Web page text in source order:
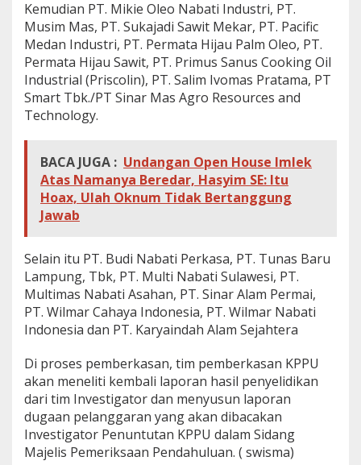
Kemudian PT. Mikie Oleo Nabati Industri, PT.
Musim Mas, PT. Sukajadi Sawit Mekar, PT. Pacific
Medan Industri, PT. Permata Hijau Palm Oleo, PT.
Permata Hijau Sawit, PT. Primus Sanus Cooking Oil
Industrial (Priscolin), PT. Salim Ivomas Pratama, PT
Smart Tbk./PT Sinar Mas Agro Resources and
Technology.
BACA JUGA : Undangan Open House Imlek
Atas Namanya Beredar, Hasyim SE: Itu
Hoax, Ulah Oknum Tidak Bertanggung
Jawab
Selain itu PT. Budi Nabati Perkasa, PT. Tunas Baru
Lampung, Tbk, PT. Multi Nabati Sulawesi, PT.
Multimas Nabati Asahan, PT. Sinar Alam Permai,
PT. Wilmar Cahaya Indonesia, PT. Wilmar Nabati
Indonesia dan PT. Karyaindah Alam Sejahtera
Di proses pemberkasan, tim pemberkasan KPPU
akan meneliti kembali laporan hasil penyelidikan
dari tim Investigator dan menyusun laporan
dugaan pelanggaran yang akan dibacakan
Investigator Penuntutan KPPU dalam Sidang
Majelis Pemeriksaan Pendahuluan. ( swisma)